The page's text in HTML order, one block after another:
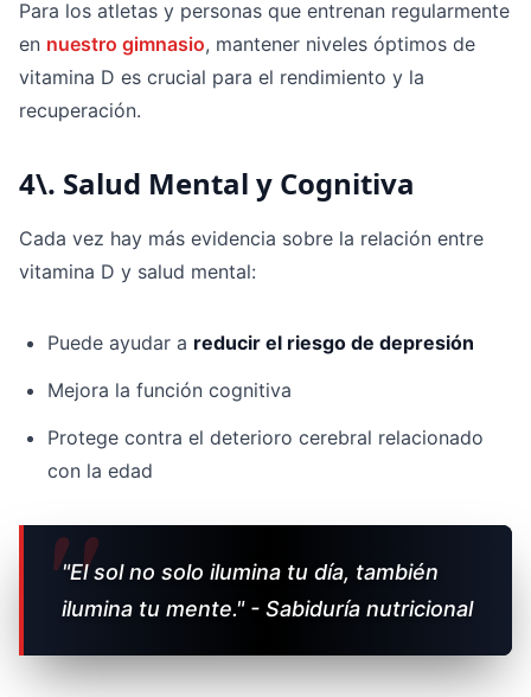
Para los atletas y personas que entrenan regularmente
en nuestro gimnasio, mantener niveles óptimos de
vitamina D es crucial para el rendimiento y la
recuperación.
4\. Salud Mental y Cognitiva
Cada vez hay más evidencia sobre la relación entre
vitamina D y salud mental:
Puede ayudar a reducir el riesgo de depresión
Mejora la función cognitiva
Protege contra el deterioro cerebral relacionado
con la edad
"El sol no solo ilumina tu día, también
ilumina tu mente." - Sabiduría nutricional